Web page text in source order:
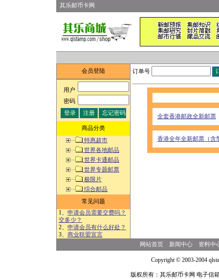
其乐邮币卡网
会员登陆
用户:
密码:
商品分类
特惠超市
世界各地邮品
世界卡通邮品
世界专题邮票
极限片
综合邮品
常见问题
1、 申请会员需要交费吗？
交多少？
2、 申请会员有什么好处？
3、 商业联盟宣言
订单号
全套香港邮政全新邮票
香港全年全新邮票（含
网站首页 新闻中心 资料中
Copyright © 2003-2004
版权所有：其乐邮币卡网 电子信